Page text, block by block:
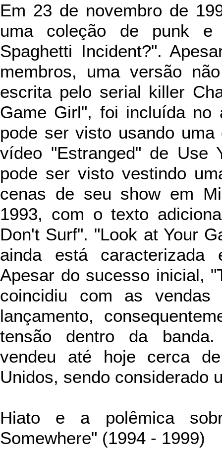
Em 23 de novembro de
uma coleção de punk e
Spaghetti Incident?".
membros, uma versão
escrita pelo serial killer
Game Girl", foi incluída no
pode ser visto usando
vídeo "Estranged" de Use
pode ser visto vestindo
cenas de seu show em
1993, com o texto
Don't Surf". "Look at Your
ainda está caracterizada
Apesar do sucesso inicial,
coincidiu com as
lançamento,
tensão dentro da
vendeu até hoje cerca
Unidos, sendo considerado
Hiato e a polêmica
Somewhere" (1994 - 1999)